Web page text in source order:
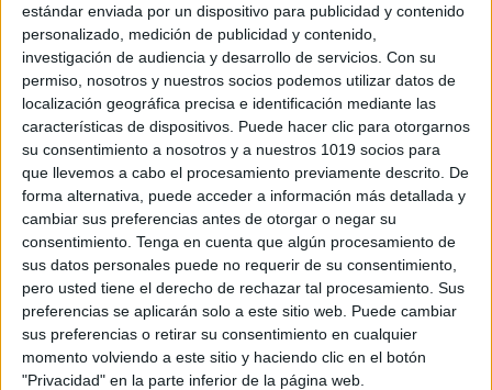
estándar enviada por un dispositivo para publicidad y contenido
personalizado, medición de publicidad y contenido,
investigación de audiencia y desarrollo de servicios. Con su
permiso, nosotros y nuestros socios podemos utilizar datos de
localización geográfica precisa e identificación mediante las
características de dispositivos. Puede hacer clic para otorgarnos
su consentimiento a nosotros y a nuestros 1019 socios para
que llevemos a cabo el procesamiento previamente descrito. De
forma alternativa, puede acceder a información más detallada y
cambiar sus preferencias antes de otorgar o negar su
consentimiento. Tenga en cuenta que algún procesamiento de
sus datos personales puede no requerir de su consentimiento,
pero usted tiene el derecho de rechazar tal procesamiento. Sus
preferencias se aplicarán solo a este sitio web. Puede cambiar
sus preferencias o retirar su consentimiento en cualquier
momento volviendo a este sitio y haciendo clic en el botón
"Privacidad" en la parte inferior de la página web.
ENLACE AL GRUPO
DESCARGA MÁS ABAJO EL
RECURSO EN PDF